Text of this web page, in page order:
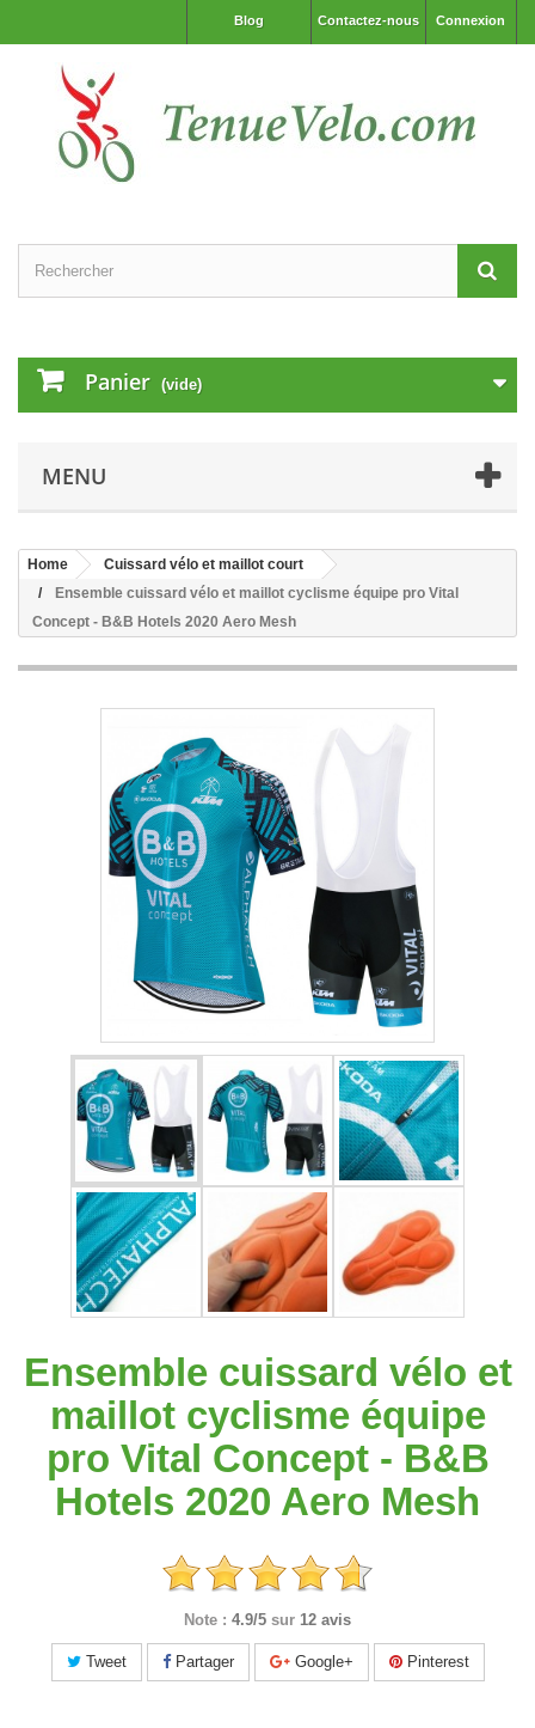
Connexion
Contactez-nous
Blog
Panier (vide)
MENU
Home
Cuissard vélo et maillot court
Ensemble cuissard vélo et maillot cyclisme équipe pro Vital
Concept - B&B Hotels 2020 Aero Mesh
Ensemble cuissard vélo et
maillot cyclisme équipe
pro Vital Concept - B&B
Hotels 2020 Aero Mesh
Note : 4.9/5 sur 12 avis
Tweet Partager Google+ Pinterest